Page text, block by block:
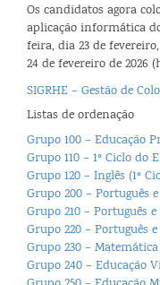
Os candidatos agora
aplicação informática
feira, dia 23 de
24 de fevereiro de 2026
SIGRHE – Gestão de
Listas de ordenação
Grupo 100 – Educação
Grupo 110 – 1º Ciclo do
Grupo 120 – Inglês (1º
Grupo 200 – Português
Grupo 210 – Português
Grupo 220 – Português
Grupo 230 –
Grupo 240 – Educação